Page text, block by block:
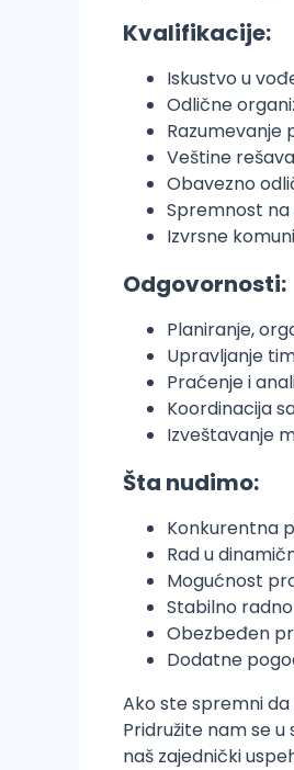
Kvalifikacije:
Iskustvo u
Odlične
Razumevanje
Veštine
Obavezno
Spremnost na
Izvrsne
Odgovornosti:
Planiranje,
Upravljanje
Praćenje i
Koordinacija
Izveštavanje
Šta nudimo:
Konkurentna
Rad u
Mogućnost
Stabilno
Obezbeđen
Dodatne
Ako ste spremni da
Pridružite nam se
naš zajednički